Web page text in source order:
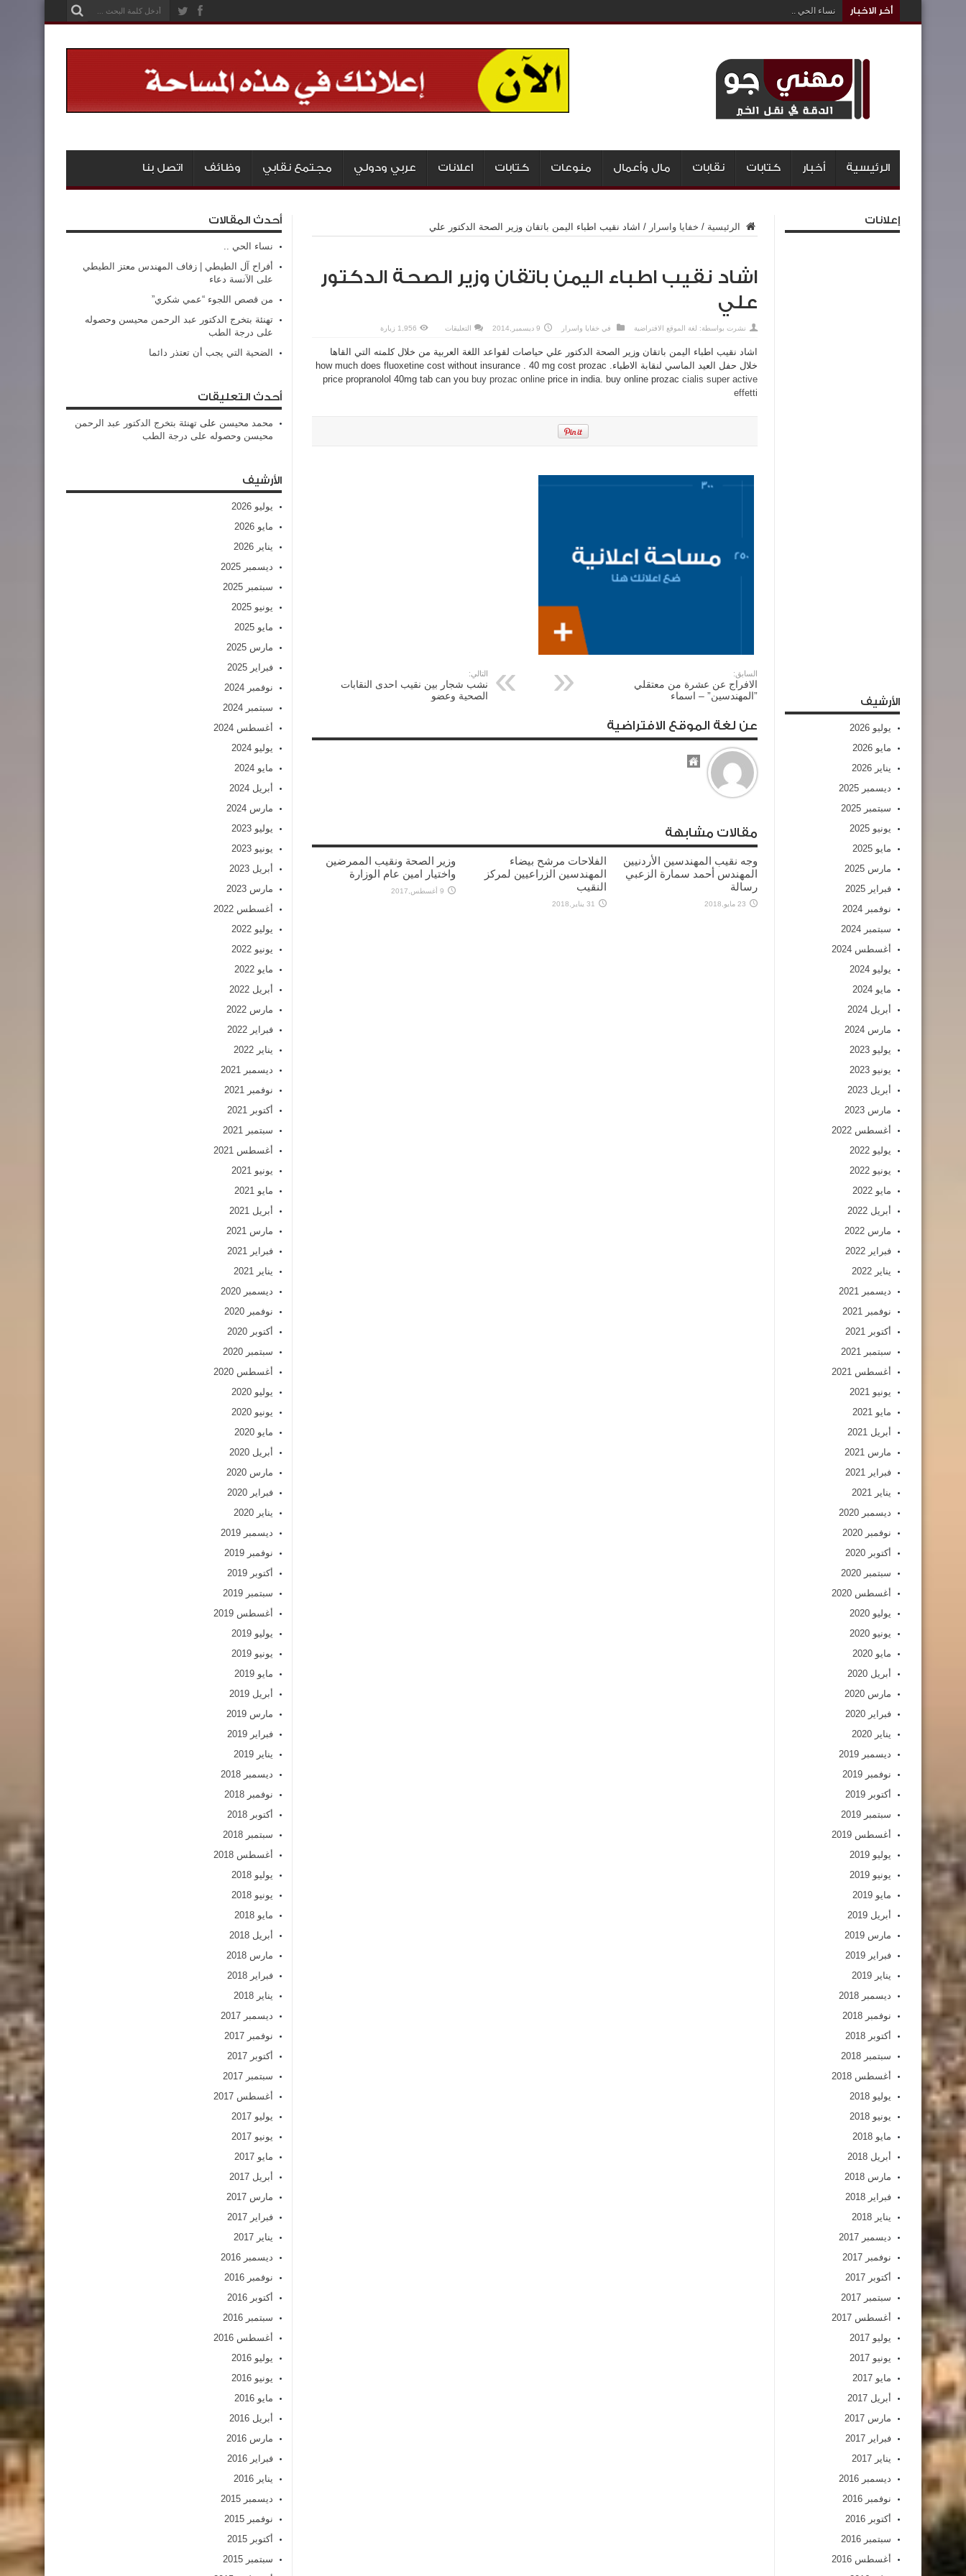
أخر الاخبار نساء الحي ..
الرئيسية أخبار كتابات نقابات مال وأعمال منوعات كتابات اعلانات عربي ودولي مجتمع نقابي وظائف اتصل بنا
الرئيسية / خفايا واسرار / اشاد نقيب اطباء اليمن باتقان وزير الصحة الدكتور علي
اشاد نقيب اطباء اليمن باتقان وزير الصحة الدكتور
علي
نشرت بواسطة: لغة الموقع الافتراضية في خفايا واسرار 9 ديسمبر,2014 التعليقات
اطباء
اليمن
باتقان
الصحة
1,956 زيارة
اشاد نقيب اطباء اليمن باتقان وزير الصحة الدكتور علي حياصات لقواعد اللغة العربية من خلال كلمته التي القاها
خلال حفل العيد الماسي لنقابة الاطباء. how much does fluoxetine cost without insurance . 40 mg cost prozac
price propranolol 40mg tab can you buy prozac online price in india. buy online prozac cialis super active
effetti
السابق:
الافراج عن عشرة من معتقلي
”المهندسين” – اسماء
التالي:
نشب شجار بين نقيب احدى النقابات
الصحية وعضو
عن لغة الموقع الافتراضية
مقالات مشابهة
وجه نقيب المهندسين الأردنيين
المهندس أحمد سمارة الزعبي
رسالة
23 مايو,2018
الفلاحات مرشح بيضاء
المهندسين الزراعيين لمركز
النقيب
31 يناير,2018
وزير الصحة ونقيب الممرضين
واختيار امين عام الوزارة
9 أغسطس,2017
إعلانات
الأرشيف
يوليو 2026
مايو 2026
يناير 2026
ديسمبر 2025
سبتمبر 2025
يونيو 2025
مايو 2025
مارس 2025
فبراير 2025
نوفمبر 2024
سبتمبر 2024
أغسطس 2024
يوليو 2024
مايو 2024
أبريل 2024
مارس 2024
يوليو 2023
يونيو 2023
أبريل 2023
مارس 2023
أغسطس 2022
يوليو 2022
يونيو 2022
مايو 2022
أبريل 2022
مارس 2022
فبراير 2022
يناير 2022
ديسمبر 2021
نوفمبر 2021
أكتوبر 2021
سبتمبر 2021
أغسطس 2021
يونيو 2021
مايو 2021
أبريل 2021
مارس 2021
فبراير 2021
يناير 2021
ديسمبر 2020
نوفمبر 2020
أكتوبر 2020
سبتمبر 2020
أغسطس 2020
يوليو 2020
يونيو 2020
مايو 2020
أبريل 2020
مارس 2020
فبراير 2020
يناير 2020
ديسمبر 2019
نوفمبر 2019
أكتوبر 2019
سبتمبر 2019
أغسطس 2019
يوليو 2019
يونيو 2019
مايو 2019
أبريل 2019
مارس 2019
فبراير 2019
يناير 2019
ديسمبر 2018
نوفمبر 2018
أكتوبر 2018
سبتمبر 2018
أغسطس 2018
يوليو 2018
يونيو 2018
مايو 2018
أبريل 2018
مارس 2018
فبراير 2018
يناير 2018
ديسمبر 2017
نوفمبر 2017
أكتوبر 2017
سبتمبر 2017
أغسطس 2017
يوليو 2017
يونيو 2017
مايو 2017
أبريل 2017
مارس 2017
فبراير 2017
يناير 2017
ديسمبر 2016
نوفمبر 2016
أكتوبر 2016
سبتمبر 2016
أغسطس 2016
أحدث المقالات
نساء الحي ..
أفراح آل الطيطي | زفاف المهندس معتز الطيطي
على الآنسة دعاء
من قصص اللجوء “عمي شكري”
تهنئة بتخرج الدكتور عبد الرحمن محيسن وحصوله
على درجة الطب
الضحية التي يجب أن تعتذر دائما
أحدث التعليقات
محمد محيسن على تهنئة بتخرج الدكتور عبد الرحمن
محيسن وحصوله على درجة الطب
الأرشيف
يوليو 2026
مايو 2026
يناير 2026
ديسمبر 2025
سبتمبر 2025
يونيو 2025
مايو 2025
مارس 2025
فبراير 2025
نوفمبر 2024
سبتمبر 2024
أغسطس 2024
يوليو 2024
مايو 2024
أبريل 2024
مارس 2024
يوليو 2023
يونيو 2023
أبريل 2023
مارس 2023
أغسطس 2022
يوليو 2022
يونيو 2022
مايو 2022
أبريل 2022
مارس 2022
فبراير 2022
يناير 2022
ديسمبر 2021
نوفمبر 2021
أكتوبر 2021
سبتمبر 2021
أغسطس 2021
يونيو 2021
مايو 2021
أبريل 2021
مارس 2021
فبراير 2021
يناير 2021
ديسمبر 2020
نوفمبر 2020
أكتوبر 2020
سبتمبر 2020
أغسطس 2020
يوليو 2020
يونيو 2020
مايو 2020
أبريل 2020
مارس 2020
فبراير 2020
يناير 2020
ديسمبر 2019
نوفمبر 2019
أكتوبر 2019
سبتمبر 2019
أغسطس 2019
يوليو 2019
يونيو 2019
مايو 2019
أبريل 2019
مارس 2019
فبراير 2019
يناير 2019
ديسمبر 2018
نوفمبر 2018
أكتوبر 2018
سبتمبر 2018
أغسطس 2018
يوليو 2018
يونيو 2018
مايو 2018
أبريل 2018
مارس 2018
فبراير 2018
يناير 2018
ديسمبر 2017
نوفمبر 2017
أكتوبر 2017
سبتمبر 2017
أغسطس 2017
يوليو 2017
يونيو 2017
مايو 2017
أبريل 2017
مارس 2017
فبراير 2017
يناير 2017
ديسمبر 2016
نوفمبر 2016
أكتوبر 2016
سبتمبر 2016
أغسطس 2016
يوليو 2016
يونيو 2016
مايو 2016
أبريل 2016
مارس 2016
فبراير 2016
يناير 2016
ديسمبر 2015
نوفمبر 2015
أكتوبر 2015
سبتمبر 2015